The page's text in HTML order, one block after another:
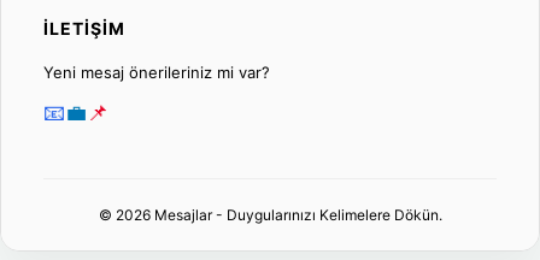
İLETIŞIM
Yeni mesaj önerileriniz mi var?
📧💼 📌
© 2026 Mesajlar - Duygularınızı Kelimelere Dökün.